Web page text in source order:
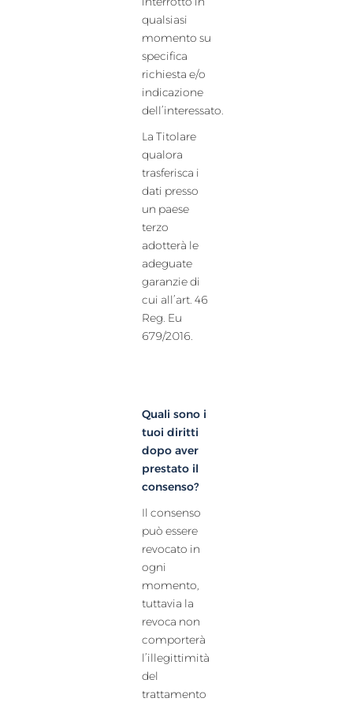
qualsiasi
momento su
specifica
richiesta e/o
indicazione
dell’interessato.
La Titolare
qualora
trasferisca i
dati presso
un paese
terzo
adotterà le
adeguate
garanzie di
cui all’art. 46
Reg. Eu
679/2016.
Quali sono i
tuoi diritti
dopo aver
prestato il
consenso?
Il consenso
può essere
revocato in
ogni
momento,
tuttavia la
revoca non
comporterà
l’illegittimità
del
trattamento